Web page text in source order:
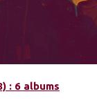
: 6 albums